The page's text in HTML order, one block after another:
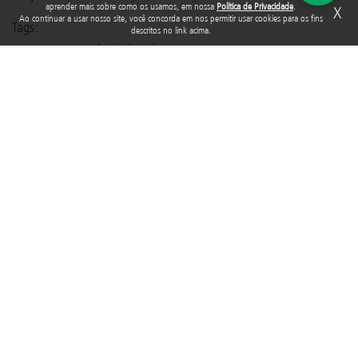
aprender mais sobre como os usamos, em nossa Política de Privacidade.
Ao continuar a usar nosso site, você concorda em nos permitir usar cookies para os fins
descritos no link acima.
X
Tags:
programa emergência,litoral norte